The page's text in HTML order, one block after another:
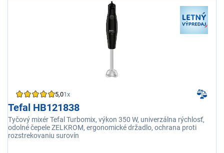
5,01x
Tefal HB121838
Tyčový mixér Tefal Turbomix, výkon 350 W, univerzálna rýchlosť,
odolné čepele ZELKROM, ergonomické držadlo, ochrana proti
rozstrekovaniu surovín